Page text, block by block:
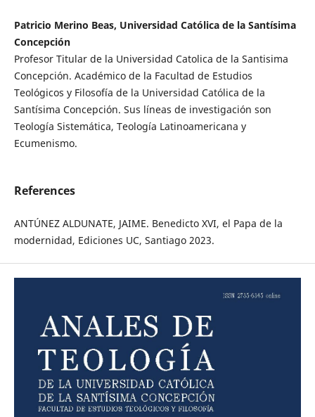
Patricio Merino Beas, Universidad Católica de la Santísima
Concepción
Profesor Titular de la Universidad Catolica de la Santisima
Concepción. Académico de la Facultad de Estudios
Teológicos y Filosofía de la Universidad Católica de la
Santísima Concepción. Sus líneas de investigación son
Teología Sistemática, Teología Latinoamericana y
Ecumenismo.
References
ANTÚNEZ ALDUNATE, JAIME. Benedicto XVI, el Papa de la
modernidad, Ediciones UC, Santiago 2023.